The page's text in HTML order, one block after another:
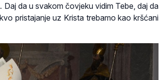
da u svakom čovjeku vidim Tebe, daj da
pristajanje uz Krista trebamo kao kršćani